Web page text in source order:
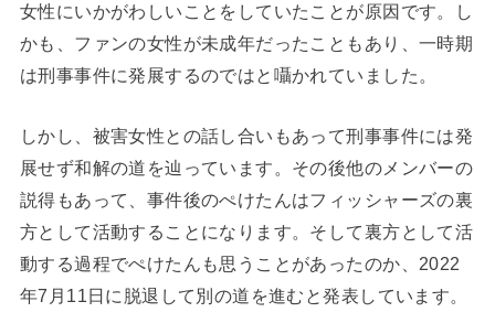
女性にいかがわしいことをしていたことが原因です。し
かも、ファンの女性が未成年だったこともあり、一時期
は刑事事件に発展するのではと囁かれていました。
しかし、被害女性との話し合いもあって刑事事件には発
展せず和解の道を辿っています。その後他のメンバーの
説得もあって、事件後のぺけたんはフィッシャーズの裏
方として活動することになります。そして裏方として活
動する過程でぺけたんも思うことがあったのか、2022
年7月11日に脱退して別の道を進むと発表しています。